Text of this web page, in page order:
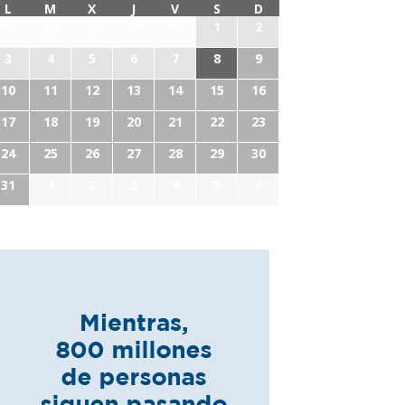
L M X J V S
D
1
2
3
4 5 6 7 8
9
10
11 12 13 14 15
16
17
18 19 20 21 22
23
24
25 26 27 28 29
30
31